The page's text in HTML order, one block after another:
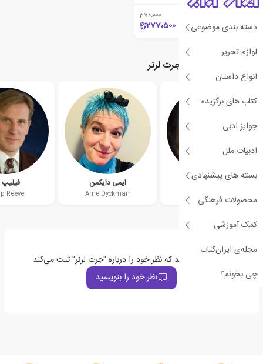
دسته بندی موضوعی
لوازم تحریر
انواع داستان
کتاب های برگزیده
جوایز ادبی
ادبیات ملل
بسته های پیشنهادی
محصولات فرهنگی
کمک آموزشی
مجله‌ی ایران‌کتاب
چی بخونم؟
٪25 370،000
277،500
نویسندگان مرتبط با جرت لرنر
مو اهارا
Mo O’Hara
ایمی دایکمن
Ame Dyckman
فیلیپ
Reeve
اولین نفری باشید که نظر خود را درباره "جرت لرنر" ثبت می‌کند
نظر خود را بنویسید